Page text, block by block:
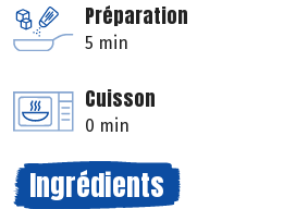
Préparation
5 min
Cuisson
0 min
Ingrédients